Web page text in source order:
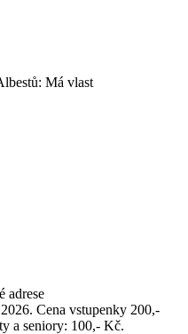
Má vlast
adrese
Cena vstupenky 200,-
a seniory: 100,- Kč.